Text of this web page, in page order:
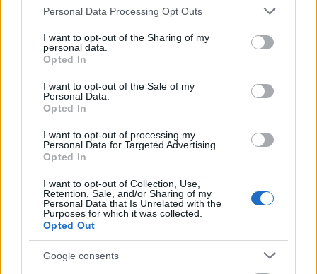
Please note that this website/app uses one or more Google
not limited to your visit or usage behaviour. You may click to
grant or deny consent to Google and its third-party tags to
use your data for below specified purposes in below Google
consent section.
Personal Data Processing Opt Outs
I want to opt-out of the Sharing of my
personal data.
Opted In
I want to opt-out of the Sale of my
Personal Data.
Opted In
I want to opt-out of processing my
Personal Data for Targeted Advertising.
Opted In
I want to opt-out of Collection, Use,
Retention, Sale, and/or Sharing of my
Personal Data that Is Unrelated with the
Purposes for which it was collected.
Opted Out
Google consents
πλατφόρμας ψηφιακού διδύμου του BATTwin.
Παράλληλα, οι συμμετέχοντες πραγματοποίησαν
γραμμές παραγωγής κυψελών της Sunlight, με
στόχο την ευθυγράμμιση των πρωτοκόλλων
διασύνδεσης μεταξύ του φυσικού παραγωγικού
εξοπλισμού και της ψηφιακής πλατφόρμας του
έργου, θέτοντας τις βάσεις για την πιλοτική
βιομηχανική εφαρμογή της λύσης.
Ακολουθήστε το
πρώτοι όλες τιςειδήσειςαπό την Ελλάδα και τον κόσμο.